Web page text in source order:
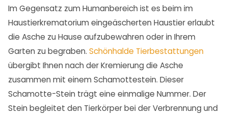
Im Gegensatz zum Humanbereich ist es beim im
Haustierkrematorium eingeäscherten Haustier erlaubt
die Asche zu Hause aufzubewahren oder in Ihrem
Garten zu begraben. Schönhalde Tierbestattungen
übergibt Ihnen nach der Kremierung die Asche
zusammen mit einem Schamottestein. Dieser
Schamotte-Stein trägt eine einmalige Nummer. Der
Stein begleitet den Tierkörper bei der Verbrennung und